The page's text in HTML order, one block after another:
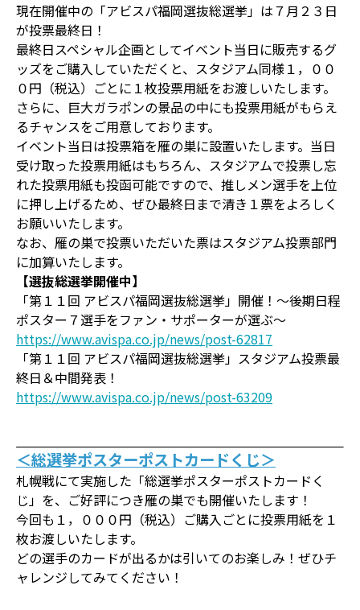
現在開催中の「アビスパ福岡選抜総選挙」は７月２３日
が投票最終日！
最終日スペシャル企画としてイベント当日に販売するグ
ッズをご購入していただくと、スタジアム同様１，００
０円（税込）ごとに１枚投票用紙をお渡しいたします。
さらに、巨大ガラポンの景品の中にも投票用紙がもらえ
るチャンスをご用意しております。
イベント当日は投票箱を雁の巣に設置いたします。当日
受け取った投票用紙はもちろん、スタジアムで投票し忘
れた投票用紙も投函可能ですので、推しメン選手を上位
に押し上げるため、ぜひ最終日まで清き１票をよろしく
お願いいたします。
なお、雁の巣で投票いただいた票はスタジアム投票部門
に加算いたします。
【選抜総選挙開催中】
「第１１回 アビスパ福岡選抜総選挙」開催！～後期日程
ポスター７選手をファン・サポーターが選ぶ～
https://www.avispa.co.jp/news/post-62817
「第１１回 アビスパ福岡選抜総選挙」スタジアム投票最
終日＆中間発表！
https://www.avispa.co.jp/news/post-63209
＜総選挙ポスターポストカードくじ＞
札幌戦にて実施した「総選挙ポスターポストカードく
じ」を、ご好評につき雁の巣でも開催いたします！
今回も１，０００円（税込）ご購入ごとに投票用紙を１
枚お渡しいたします。
どの選手のカードが出るかは引いてのお楽しみ！ぜひチ
ャレンジしてみてください！